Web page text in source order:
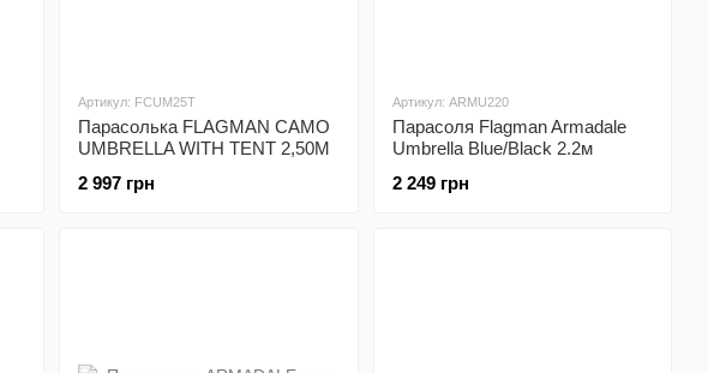
Артикул: FCUM25T
Парасолька FLAGMAN CAMO
UMBRELLA WITH TENT 2,50M
2 997 грн
Артикул: ARMU220
Парасоля Flagman Armadale
Umbrella Blue/Black 2.2м
2 249 грн